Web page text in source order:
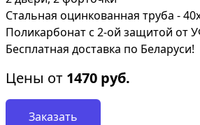
Стальная оцинкованная труба -
Поликарбонат с 2-ой защитой от
Бесплатная доставка по Беларуси!
Цены от 1470 руб.
Заказать